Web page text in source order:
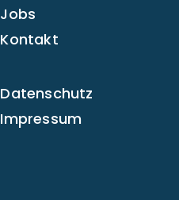
Jobs
Kontakt
Datenschutz
Impressum